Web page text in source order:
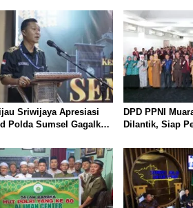
Sriwijaya Apresiasi
Polda Sumsel Gagalkan
DPD PPNI
Dilantik, Siap